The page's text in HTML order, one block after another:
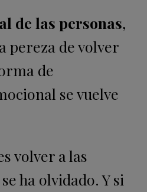
de las personas,
pereza de volver
de
se vuelve
volver a las
ha olvidado. Y si